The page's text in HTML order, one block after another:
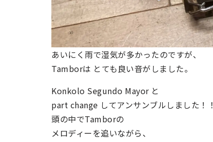
あいにく雨で湿気が多かったのですが、
Tamborは とても良い音がしました。
Konkolo Segundo Mayor と
part change してアンサンブルしました！！
頭の中でTamborの
メロディーを追いながら、